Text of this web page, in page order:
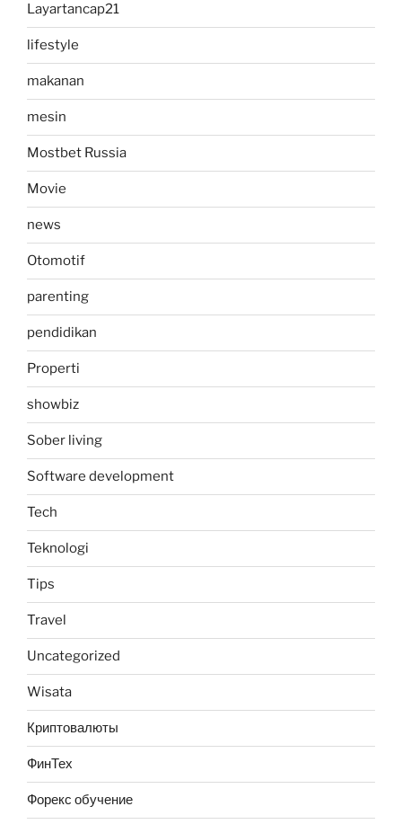
Layartancap21
lifestyle
makanan
mesin
Mostbet Russia
Movie
news
Otomotif
parenting
pendidikan
Properti
showbiz
Sober living
Software development
Tech
Teknologi
Tips
Travel
Uncategorized
Wisata
Криптовалюты
ФинТех
Форекс обучение